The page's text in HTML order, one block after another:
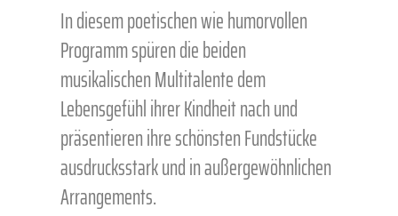
In diesem poetischen wie humorvollen
Programm spüren die beiden
musikalischen Multitalente dem
Lebensgefühl ihrer Kindheit nach und
präsentieren ihre schönsten Fundstücke
ausdrucksstark und in außergewöhnlichen
Arrangements.